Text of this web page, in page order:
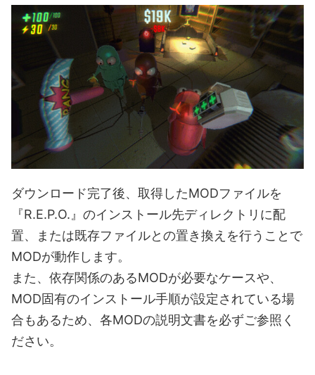
ダウンロード完了後、取得したMODファイルを
『R.E.P.O.』のインストール先ディレクトリに配
置、または既存ファイルとの置き換えを行うことで
MODが動作します。
また、依存関係のあるMODが必要なケースや、
MOD固有のインストール手順が設定されている場
合もあるため、各MODの説明文書を必ずご参照く
ださい。